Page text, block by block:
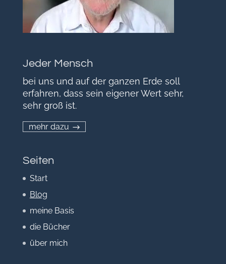
Jeder Mensch
bei uns und auf der ganzen Erde soll
erfahren, dass sein eigener Wert sehr,
sehr groß ist.
mehr dazu
Seiten
Start
Blog
meine Basis
die Bücher
über mich